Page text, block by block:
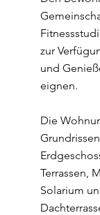
zur
und
eignen.
Die
Terrassen,
Solarium